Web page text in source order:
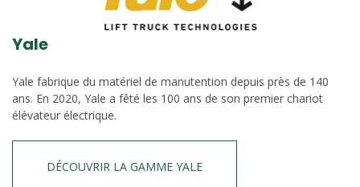
Yale
Yale fabrique du matériel de manutention depuis près de 140
ans. En 2020, Yale a fêté les 100 ans de son premier chariot
élévateur électrique.
DÉCOUVRIR LA GAMME YALE